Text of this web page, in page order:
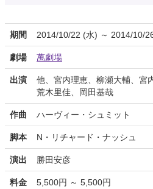
期間 2014/10/22 (水) ～ 2014/10/
劇場 萬劇場
出演
他、宮内理恵、柳瀬大輔、宮
荒木里佳、岡田基哉
作曲 ハーヴィー・シュミット
脚本 N・リチャード・ナッシュ
演出 勝田安彦
料金
5,500円 ～ 5,500円